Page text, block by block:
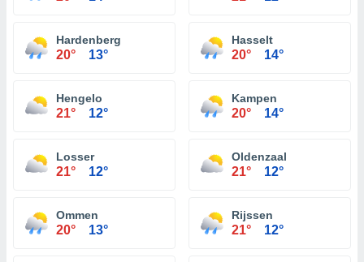
Hardenberg
20° 13°
Hasselt
20° 14°
Hengelo
21° 12°
Kampen
20° 14°
Losser
21° 12°
Oldenzaal
21° 12°
Ommen
20° 13°
Rijssen
21° 12°